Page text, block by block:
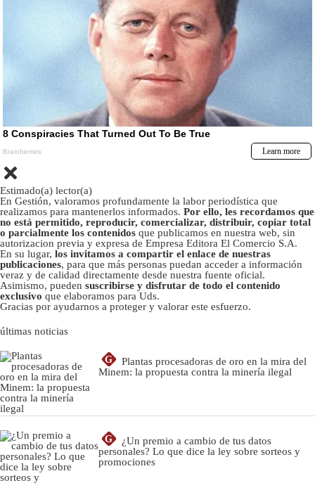
Estimado(a) lector(a)
En Gestión, valoramos profundamente la labor periodística que
realizamos para mantenerlos informados. Por ello, les recordamos que
no está permitido, reproducir, comercializar, distribuir, copiar total
o parcialmente los contenidos que publicamos en nuestra web, sin
autorizacion previa y expresa de Empresa Editora El Comercio S.A.
En su lugar, los invitamos a compartir el enlace de nuestras
publicaciones, para que más personas puedan acceder a información
veraz y de calidad directamente desde nuestra fuente oficial.
Asimismo, pueden suscribirse y disfrutar de todo el contenido
exclusivo que elaboramos para Uds.
Gracias por ayudarnos a proteger y valorar este esfuerzo.
últimas noticias
G
Plantas procesadoras de oro en la mira del
Minem: la propuesta contra la minería ilegal
G
¿Un premio a cambio de tus datos
personales? Lo que dice la ley sobre sorteos y
promociones